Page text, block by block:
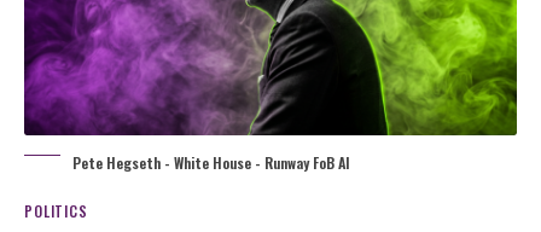
Pete Hegseth - White House - Runway FoB AI
POLITICS